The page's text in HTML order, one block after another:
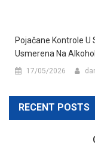
Pojačane Kontrole U
Usmerena Na
17/05/2026
RECENT POSTS